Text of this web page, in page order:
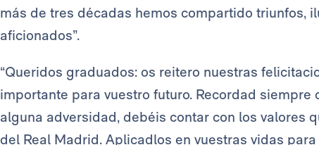
más de tres décadas hemos compartido triunfos,
aficionados”.
“Queridos graduados: os reitero nuestras
importante para vuestro futuro. Recordad siempre
alguna adversidad, debéis contar con los valores
del Real Madrid. Aplicadlos en vuestras vidas